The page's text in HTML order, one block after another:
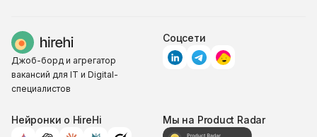
Джоб-борд и агрегатор
вакансий для IT и Digital-
специалистов
Соцсети
Нейронки о HireHi Мы на Product Radar